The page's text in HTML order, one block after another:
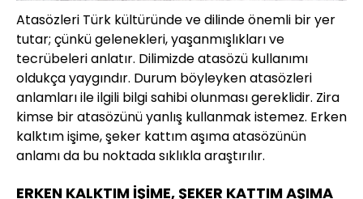
Atasözleri Türk kültüründe ve dilinde önemli bir yer
tutar; çünkü gelenekleri, yaşanmışlıkları ve
tecrübeleri anlatır. Dilimizde atasözü kullanımı
oldukça yaygındır. Durum böyleyken atasözleri
anlamları ile ilgili bilgi sahibi olunması gereklidir. Zira
kimse bir atasözünü yanlış kullanmak istemez. Erken
kalktım işime, şeker kattım aşıma atasözünün
anlamı da bu noktada sıklıkla araştırılır.
ERKEN KALKTIM İŞİME, ŞEKER KATTIM AŞIMA